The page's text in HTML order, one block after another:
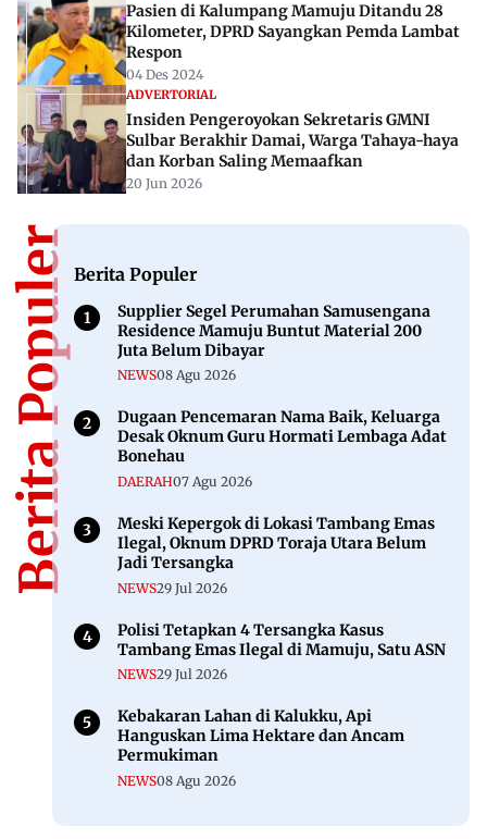
Pasien di Kalumpang Mamuju Ditandu 28
Kilometer, DPRD Sayangkan Pemda Lambat
Respon
04 Des 2024
ADVERTORIAL
Insiden Pengeroyokan Sekretaris GMNI
Sulbar Berakhir Damai, Warga Tahaya-haya
dan Korban Saling Memaafkan
20 Jun 2026
Berita PopulerBerita Populer
Supplier Segel Perumahan Samusengana
Residence Mamuju Buntut Material 200
Juta Belum Dibayar
NEWS08 Agu 2026
Dugaan Pencemaran Nama Baik, Keluarga
Desak Oknum Guru Hormati Lembaga Adat
Bonehau
DAERAH07 Agu 2026
Meski Kepergok di Lokasi Tambang Emas
Ilegal, Oknum DPRD Toraja Utara Belum
Jadi Tersangka
NEWS29 Jul 2026
Polisi Tetapkan 4 Tersangka Kasus
Tambang Emas Ilegal di Mamuju, Satu ASN
NEWS29 Jul 2026
Kebakaran Lahan di Kalukku, Api
Hanguskan Lima Hektare dan Ancam
Permukiman
NEWS08 Agu 2026